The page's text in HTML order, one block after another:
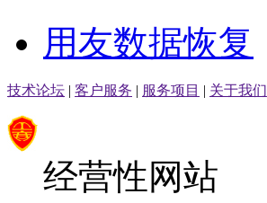
用友数据恢复
技术论坛 | 客户服务 | 服务项目 | 关于我们
经营性网站